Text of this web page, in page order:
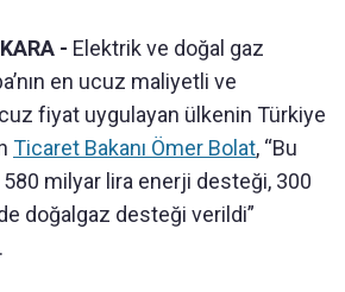
- Elektrik ve doğal gaz
en ucuz maliyetli ve
fiyat uygulayan ülkenin Türkiye
Ticaret Bakanı Ömer Bolat, “Bu
580 milyar lira enerji desteği, 300
doğalgaz desteği verildi”